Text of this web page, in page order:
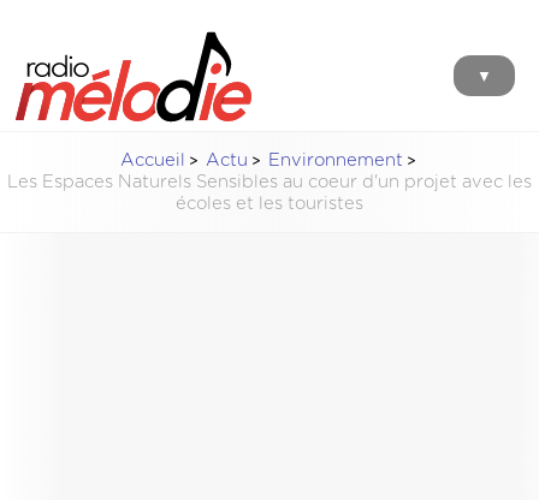
▼
Accueil Actu
Environnement
Les Espaces Naturels Sensibles au coeur d'un projet avec les
écoles et les touristes